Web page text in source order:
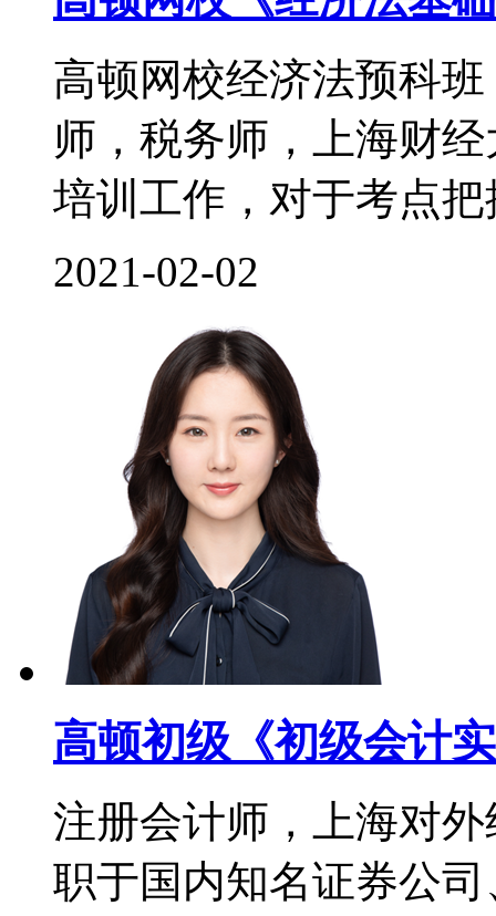
高顿网校经济法预科
师，税务师，上海财
培训工作，对于考点
2021-02-02
高顿初级《初级会计
注册会计师，上海对
职于国内知名证券公